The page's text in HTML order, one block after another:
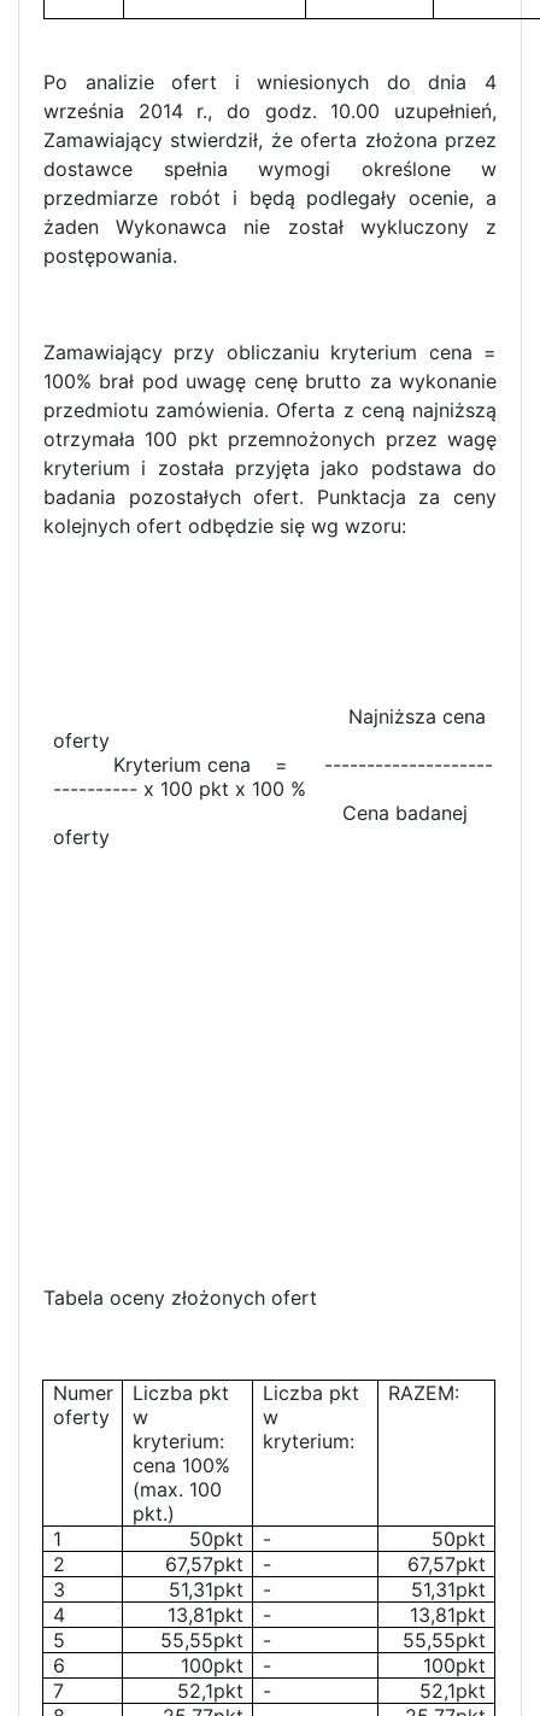
Po analizie ofert i wniesionych do dnia 4
września 2014 r., do godz. 10.00 uzupełnień,
Zamawiający stwierdził, że oferta złożona przez
dostawce spełnia wymogi określone w
przedmiarze robót i będą podlegały ocenie, a
żaden Wykonawca nie został wykluczony z
postępowania.
Zamawiający przy obliczaniu kryterium cena =
100% brał pod uwagę cenę brutto za wykonanie
przedmiotu zamówienia. Oferta z ceną najniższą
otrzymała 100 pkt przemnożonych przez wagę
kryterium i została przyjęta jako podstawa do
badania pozostałych ofert. Punktacja za ceny
kolejnych ofert odbędzie się wg wzoru:
Najniższa cena
oferty
Kryterium cena = --------------------
---------- x 100 pkt x 100 %
Cena badanej
oferty
Tabela oceny złożonych ofert
Numer
oferty
Liczba pkt
w
kryterium:
cena 100%
(max. 100
pkt.)
Liczba pkt
w
kryterium:
RAZEM:
1 50pkt -
50pkt
2
67,57pkt -
67,57pkt
3
51,31pkt -
51,31pkt
4
13,81pkt -
13,81pkt
5
55,55pkt -
55,55pkt
6
100pkt -
100pkt
7
52,1pkt -
52,1pkt